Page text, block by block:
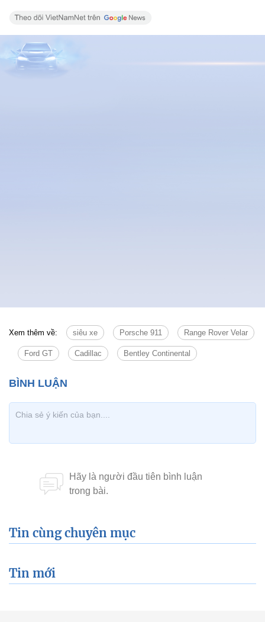
Xem thêm về: siêu xe Porsche 911 Range Rover Velar
Ford GT Cadillac Bentley Continental
Tin cùng chuyên mục
Tin mới